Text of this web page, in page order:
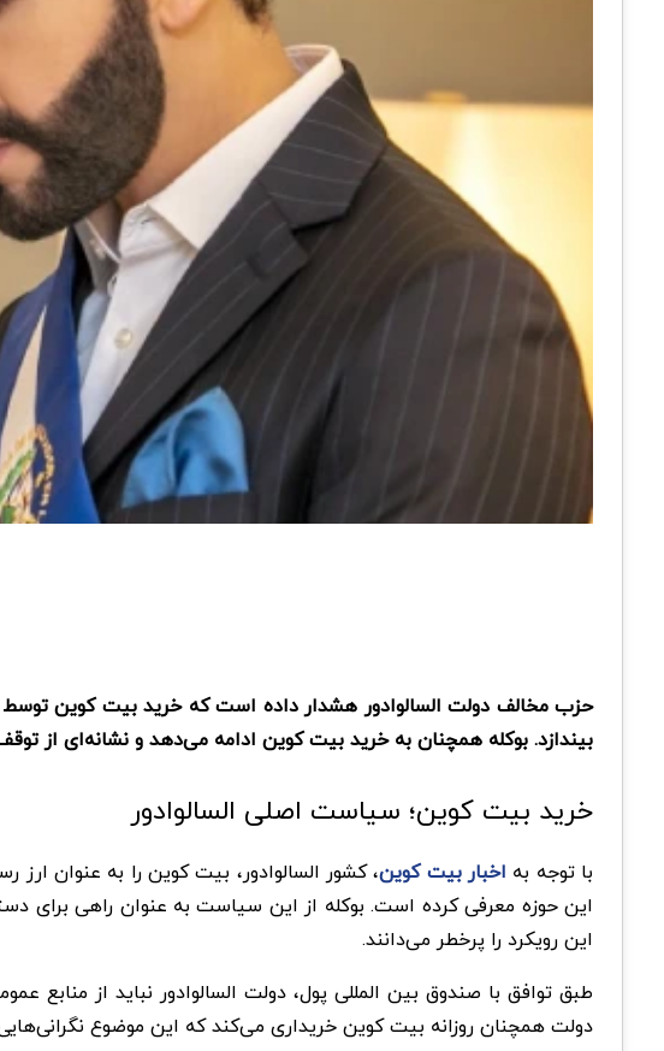
بیندازد. بوکله همچنان به خرید بیت کوین ادامه می‌دهد و نشانه‌ای از
خرید بیت کوین؛ سیاست اصلی السالوادور
با توجه به اخبار بیت کوین، کشور السالوادور، بیت کوین را به عنوان
این رویکرد را پرخطر می‌دانند.
طبق توافق با صندوق بین‌ المللی پول، دولت السالوادور نباید از منابع
دولت همچنان روزانه بیت کوین خریداری می‌کند که این موضوع